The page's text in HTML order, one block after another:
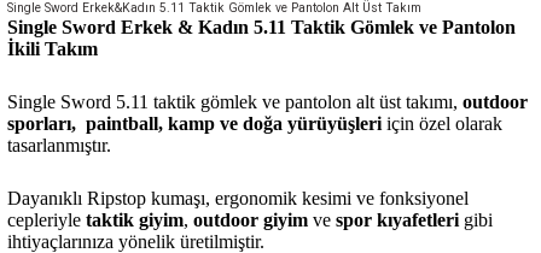
Single Sword Erkek&Kadın 5.11 Taktik Gömlek ve Pantolon Alt Üst Takım
Single Sword Erkek & Kadın 5.11 Taktik Gömlek ve Pantolon
İkili Takım
Single Sword 5.11 taktik gömlek ve pantolon alt üst takımı, outdoor
sporları, paintball, kamp ve doğa yürüyüşleri için özel olarak
tasarlanmıştır.
Dayanıklı Ripstop kumaşı, ergonomik kesimi ve fonksiyonel
cepleriyle taktik giyim, outdoor giyim ve spor kıyafetleri gibi
ihtiyaçlarınıza yönelik üretilmiştir.